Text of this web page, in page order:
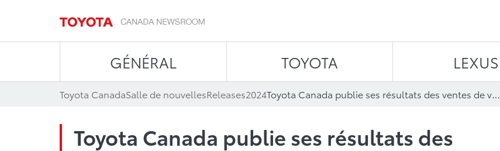
GÉNÉRAL TOYOTA LEXUS
Toyota CanadaSalle de nouvellesReleases2024 Toyota Canada publie ses résultats des ventes de véhicules de mars et du premier trimestre 2024
Toyota Canada publie ses résultats des